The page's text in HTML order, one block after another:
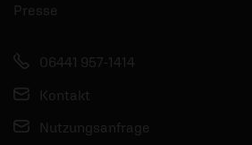
Presse
06441 957-1414
Kontakt
Nutzungsanfrage